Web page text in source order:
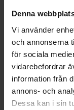
Denna
Vi använder
och annonserna
för sociala
vidarebefordrar
information från
annons- och
Dessa kan i sin
HÖJD CA (CM)
LÄNGD CA (CM)
VARUMÄRKE
ÖVRIGT